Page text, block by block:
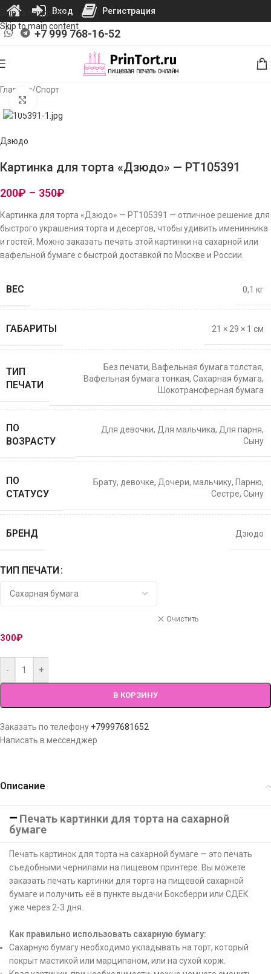
Skip to navigation
Skip to main content
+7 999 768-16-52
Главная/Спорт
Дзюдо
Картинка для торта «Дзюдо» — PT105391
200₽ – 350₽
Картинка для торта «Дзюдо» — PT105391 — отличное решение для
быстрого украшения торта и десертов, чтобы удивить именинника
и гостей. Можно заказать печать этой картинки на сахарной или
вафельной бумаге с быстрой доставкой по Москве и России.
ВЕС 0,1 кг
ГАБАРИТЫ 21 × 29 × 1 см
ТИП
ПЕЧАТИ
Без печати, Вафельная бумага толстая,
Вафельная бумага тонкая, Сахарная бумага,
Шокотрансферная бумага
ПО
ВОЗРАСТУ
Для девочки, Для мальчика, Для парня,
Сыну
ПО
СТАТУСУ
Брату, девочке, Дочери, мальчику, Парню,
Сестре, Сыну
БРЕНД Дзюдо
ТИП ПЕЧАТИ
Очистить
300₽
- +
В КОРЗИНУ
Заказать по телефону +79997681652
Написать в мессенджер
Описание
Печать картинки для торта на сахарной
бумаге
Печать картинок для торта на сахарной бумаге — это печать
съедобными чернилами на пищевом принтере. Вы можете
заказать печать картинки для торта на пищевой сахарной
бумаге и получить её в пункте выдачи Боксберри или СДЕК
уже через 2-3 дня.
Как правильно использовать сахарную бумагу:
Сахарную бумагу необходимо укладывать на торт, который
покрыт мастикой или марципаном, или на сухой корж.
Вход Регистрация